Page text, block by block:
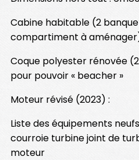
Cabine habitable (2
compartiment à
Coque polyester rénovée
pour pouvoir « beacher »
Moteur révisé (2023) :
Liste des équipements
courroie turbine joint de
moteur